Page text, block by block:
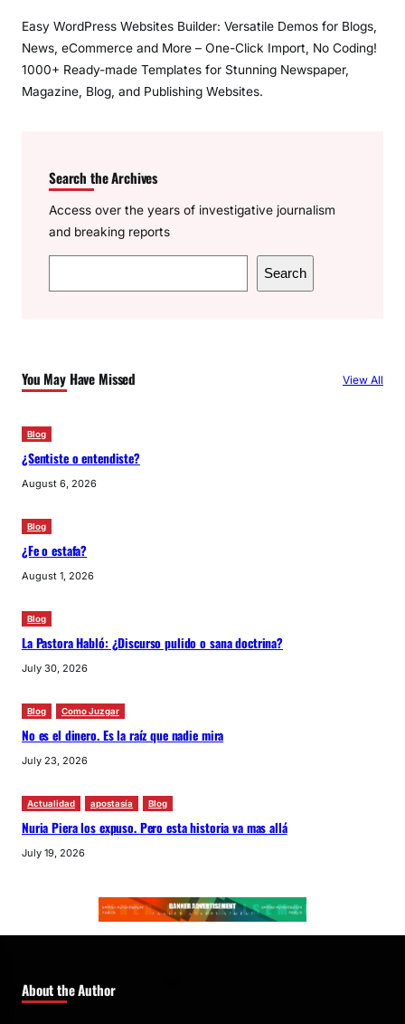
Easy WordPress Websites Builder: Versatile Demos for Blogs,
News, eCommerce and More – One-Click Import, No Coding!
1000+ Ready-made Templates for Stunning Newspaper,
Magazine, Blog, and Publishing Websites.
Search the Archives
Access over the years of investigative journalism
and breaking reports
e
h
Search
You May Have Missed View All
Blog
¿Sentiste o entendiste?
August 6, 2026
Blog
¿Fe o estafa?
August 1, 2026
Blog
La Pastora Habló: ¿Discurso pulido o sana doctrina?
July 30, 2026
Blog Como Juzgar
No es el dinero. Es la raíz que nadie mira
July 23, 2026
Actualidad apostasía Blog
Nuria Piera los expuso. Pero esta historia va mas allá
July 19, 2026
About the Author